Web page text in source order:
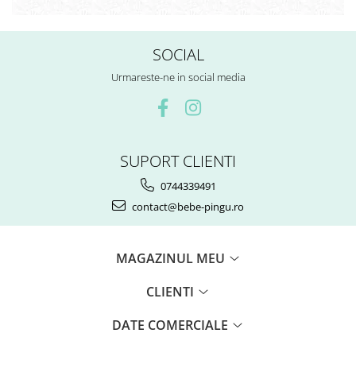
SOCIAL
Urmareste-ne in social media
SUPORT CLIENTI
0744339491
contact@bebe-pingu.ro
MAGAZINUL MEU
CLIENTI
DATE COMERCIALE